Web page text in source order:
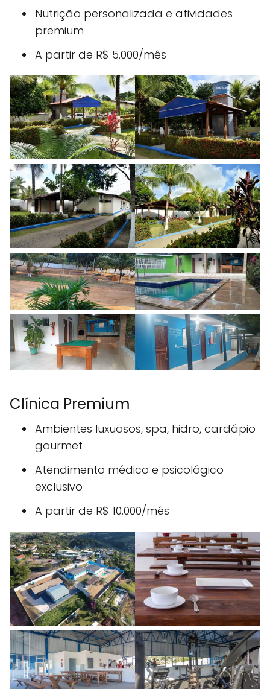
Nutrição personalizada e atividades
premium
A partir de R$ 5.000/mês
Clínica Premium
Ambientes luxuosos, spa, hidro, cardápio
gourmet
Atendimento médico e psicológico
exclusivo
A partir de R$ 10.000/mês